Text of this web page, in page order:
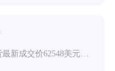
当前CME芝商所7月主力比特币期货最新成交价62548美元，主流交易所永续比特币期货报价落